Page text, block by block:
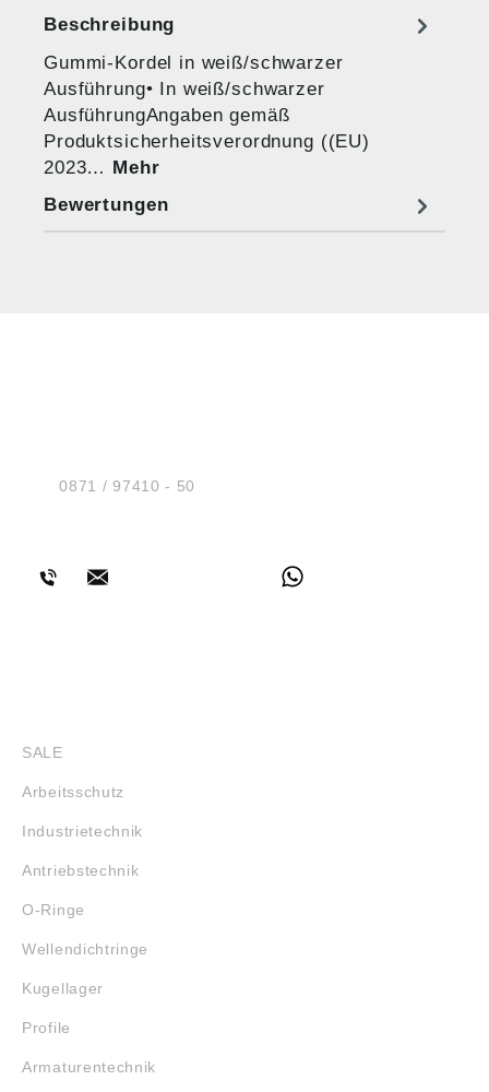
Beschreibung
Gummi-Kordel in weiß/schwarzer
Ausführung• In weiß/schwarzer
AusführungAngaben gemäß
Produktsicherheitsverordnung ((EU)
2023… Mehr
Bewertungen
Tel.:0871 / 97410 - 50
SALE
Arbeitsschutz
Industrietechnik
Antriebstechnik
O-Ringe
Wellendichtringe
Kugellager
Profile
Armaturentechnik